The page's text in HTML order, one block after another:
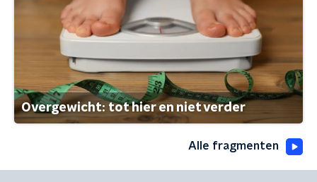
Overgewicht: tot hier en niet verder
Alle fragmenten